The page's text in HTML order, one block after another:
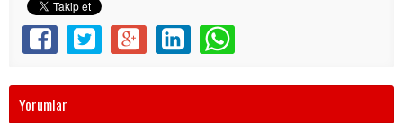
Yorumlar